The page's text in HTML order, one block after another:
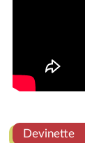
Devinette